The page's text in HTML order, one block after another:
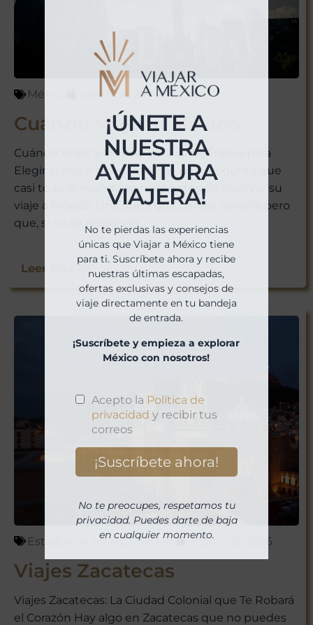
México abril 6, 2026
Cuándo Viajar a México
Cuándo Viajar a México: La Guía Definitiva para
Elegir el Mejor Momento Hay una pregunta que
casi todo el mundo se hace antes de reservar su
viaje a México. Una duda que parece sencilla pero
que, si no se responde...
Leer Más >>
Estados de México,México marzo 23, 2026
Viajes Zacatecas
Viajes Zacatecas: La Ciudad Colonial que Te Robará
el Corazón Hay algo en Zacatecas que no puedes
¡ÚNETE A
NUESTRA
AVENTURA
VIAJERA!
No te pierdas las experiencias
únicas que Viajar a México tiene
para ti. Suscríbete ahora y recibe
nuestras últimas escapadas,
ofertas exclusivas y consejos de
viaje directamente en tu bandeja
de entrada.
¡Suscríbete y empieza a explorar
México con nosotros!
No te preocupes, respetamos tu
privacidad. Puedes darte de baja
en cualquier momento.